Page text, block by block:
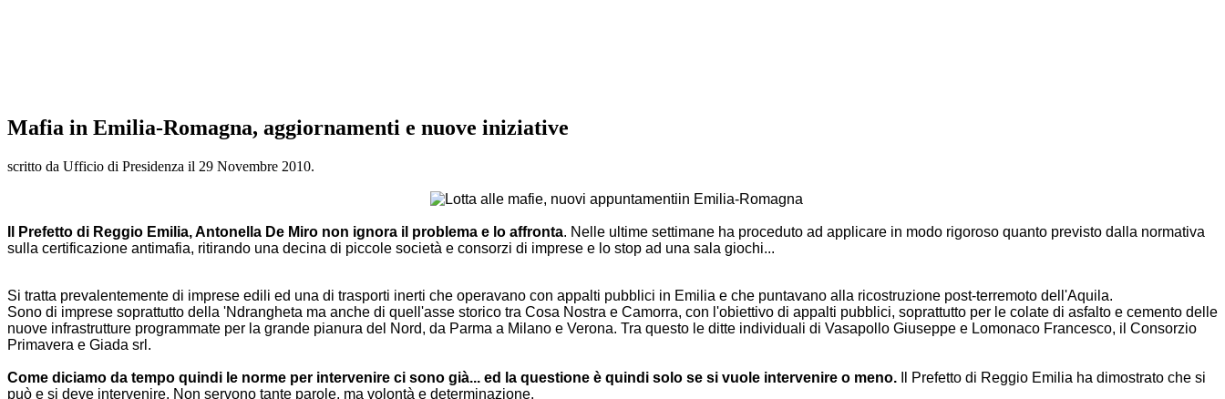
Mafia in Emilia-Romagna, aggiornamenti e nuove iniziative
scritto da Ufficio di Presidenza il 29 Novembre 2010.
Il Prefetto di Reggio Emilia, Antonella De Miro non ignora il problema e lo affronta. Nelle ultime settimane ha proceduto ad applicare in modo rigoroso quanto previsto dalla normativa
sulla certificazione antimafia, ritirando una decina di piccole società e consorzi di imprese e lo stop ad una sala giochi...
Si tratta prevalentemente di imprese edili ed una di trasporti inerti che operavano con appalti pubblici in Emilia e che puntavano alla ricostruzione post-terremoto dell'Aquila.
Sono di imprese soprattutto della 'Ndrangheta ma anche di quell'asse storico tra Cosa Nostra e Camorra, con l'obiettivo di appalti pubblici, soprattutto per le colate di asfalto e cemento delle
nuove infrastrutture programmate per la grande pianura del Nord, da Parma a Milano e Verona. Tra questo le ditte individuali di Vasapollo Giuseppe e Lomonaco Francesco, il Consorzio
Primavera e Giada srl.
Come diciamo da tempo quindi le norme per intervenire ci sono già... ed la questione è quindi solo se si vuole intervenire o meno. Il Prefetto di Reggio Emilia ha dimostrato che si
può e si deve intervenire. Non servono tante parole, ma volontà e determinazione.